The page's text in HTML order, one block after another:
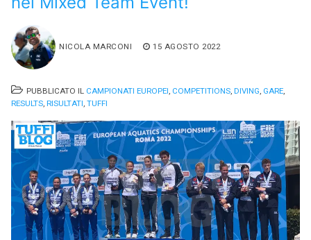
NICOLA MARCONI 15 AGOSTO 2022
PUBBLICATO IL CAMPIONATI EUROPEI, COMPETITIONS, DIVING, GARE,
RESULTS, RISULTATI, TUFFI